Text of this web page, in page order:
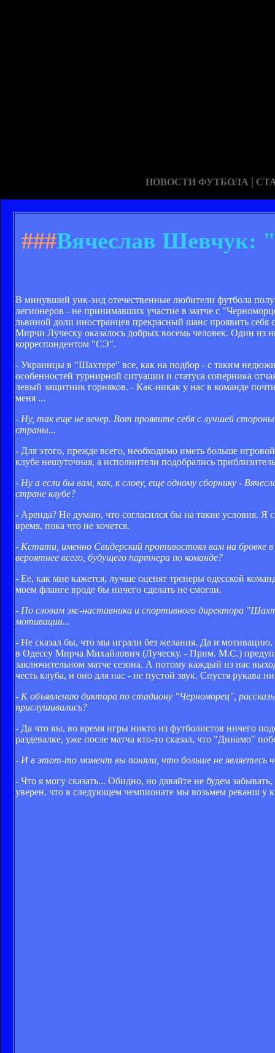
НОВОСТИ ФУТБОЛА |
###Вячеслав Шевчук:
В минувший уик-энд отечественные любители футбола
легионеров - не принимавших участие в матче с
львиной доли иностранцев прекрасный шанс проявить
Мирчи Луческу оказалось добрых восемь человек. Один из
корреспондентом "СЭ".
- Украинцы в "Шахтере" все, как на подбор - с таким
особенностей турнирной ситуации и статуса соперника
левый защитник горняков. - Как-никак у нас в команде
меня ...
- Ну, так еще не вечер. Вот проявите себя с лучшей
страны...
- Для этого, прежде всего, необходимо иметь больше
клубе нешуточная, а исполнители подобрались
- Ну а если бы вам, как, к слову, еще одному сборнику -
стране клубе?
- Аренда? Не думаю, что согласился бы на такие условия. Я
время, пока что не хочется.
- Кстати, именно Свидерский противостоял вам на
вероятнее всего, будущего партнера по команде?
- Ее, как мне кажется, лучше оценят тренеры одесской
моем фланге вроде бы ничего сделать не смогли.
- По словам экс-наставника и спортивного директора
мотивации...
- Не сказал бы, что мы играли без желания. Да и
в Одессу Мирча Михайлович (Луческу. - Прим. М.С.)
заключительном матче сезона. А потому каждый из нас
честь клуба, и оно для нас - не пустой звук. Спустя рукава
- К объявлению диктора по стадиону "Черноморец",
прислушивались?
- Да что вы, во время игры никто из футболистов ничего
раздевалке, уже после матча кто-то сказал, что "Динамо"
- И в этот-то момент вы поняли, что больше не являетесь
- Что я могу сказать... Обидно, но давайте не будем
уверен, что в следующем чемпионате мы возьмем реванш у